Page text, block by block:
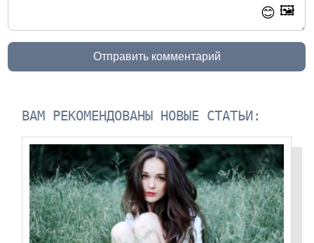
😊 🖼️
Отправить комментарий
ВАМ РЕКОМЕНДОВАНЫ НОВЫЕ СТАТЬИ: